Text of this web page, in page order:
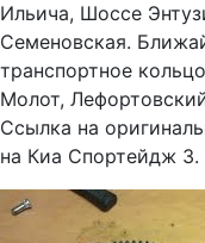
Ильича, Шоссе
Семеновская.
транспортное
Молот,
Ссылка на
на Киа Спортейдж 3.